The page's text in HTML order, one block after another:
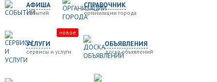
АФИША
событий
СПРАВОЧНИК
организации города
УСЛУГИ
сервисы и услуги
новое
ОБЪЯВЛЕНИЯ
доска объявлений